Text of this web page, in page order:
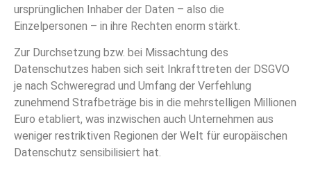
ursprünglichen Inhaber der Daten – also die
Einzelpersonen – in ihre Rechten enorm stärkt.
Zur Durchsetzung bzw. bei Missachtung des
Datenschutzes haben sich seit Inkrafttreten der DSGVO
je nach Schweregrad und Umfang der Verfehlung
zunehmend Strafbeträge bis in die mehrstelligen Millionen
Euro etabliert, was inzwischen auch Unternehmen aus
weniger restriktiven Regionen der Welt für europäischen
Datenschutz sensibilisiert hat.